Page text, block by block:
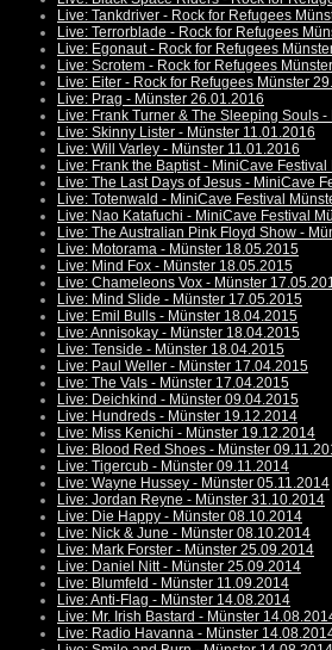
Live: Tankdriver - Rock for Refugees
Live: Terrorblade - Rock for Refugees
Live: Egonaut - Rock for Refugees
Live: Scrotem - Rock for Refugees
Live: Eiter - Rock for Refugees Münster
Live: Prag - Münster 26.01.2016
Live: Frank Turner & The Sleeping Souls
Live: Skinny Lister - Münster 11.01.2016
Live: Will Varley - Münster 11.01.2016
Live: Frank the Baptist - MiniCave
Live: The Last Days of Jesus - MiniCave
Live: Totenwald - MiniCave Festival
Live: Nao Katafuchi - MiniCave Festival
Live: The Australian Pink Floyd Show -
Live: Motorama - Münster 18.05.2015
Live: Mind Fox - Münster 18.05.2015
Live: Chameleons Vox - Münster
Live: Mind Slide - Münster 17.05.2015
Live: Emil Bulls - Münster 18.04.2015
Live: Annisokay - Münster 18.04.2015
Live: Tenside - Münster 18.04.2015
Live: Paul Weller - Münster 17.04.2015
Live: The Vals - Münster 17.04.2015
Live: Deichkind - Münster 09.04.2015
Live: Hundreds - Münster 19.12.2014
Live: Miss Kenichi - Münster 19.12.2014
Live: Blood Red Shoes - Münster
Live: Tigercub - Münster 09.11.2014
Live: Wayne Hussey - Münster 05.11.2014
Live: Jordan Reyne - Münster 31.10.2014
Live: Die Happy - Münster 08.10.2014
Live: Nick & June - Münster 08.10.2014
Live: Mark Forster - Münster 25.09.2014
Live: Daniel Nitt - Münster 25.09.2014
Live: Blumfeld - Münster 11.09.2014
Live: Anti-Flag - Münster 14.08.2014
Live: Mr. Irish Bastard - Münster
Live: Radio Havanna - Münster